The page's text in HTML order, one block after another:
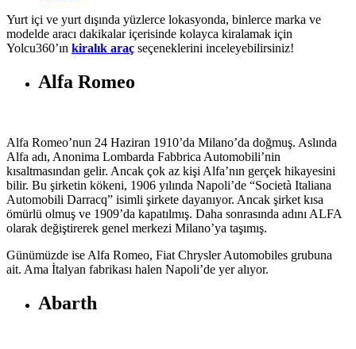
Yurt içi ve yurt dışında yüzlerce lokasyonda, binlerce marka ve
modelde aracı dakikalar içerisinde kolayca kiralamak için
Yolcu360’ın kiralık araç seçeneklerini inceleyebilirsiniz!
Alfa Romeo
Alfa Romeo’nun 24 Haziran 1910’da Milano’da doğmuş. Aslında
Alfa adı, Anonima Lombarda Fabbrica Automobili’nin
kısaltmasından gelir. Ancak çok az kişi Alfa’nın gerçek hikayesini
bilir. Bu şirketin kökeni, 1906 yılında Napoli’de “Società Italiana
Automobili Darracq” isimli şirkete dayanıyor. Ancak şirket kısa
ömürlü olmuş ve 1909’da kapatılmış. Daha sonrasında adını ALFA
olarak değiştirerek genel merkezi Milano’ya taşımış.
Günümüzde ise Alfa Romeo, Fiat Chrysler Automobiles grubuna
ait. Ama İtalyan fabrikası halen Napoli’de yer alıyor.
Abarth